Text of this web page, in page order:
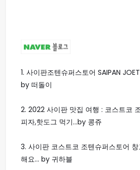
1. 사이판조텐슈퍼스토어 SAIPAN
by 떠돌이
2. 2022 사이판 맛집 여행 : 코스트코
피자,핫도그 먹기...by 콩쥬
3. 사이판 코스트코 조텐슈퍼스토어
해요... by 귀하블